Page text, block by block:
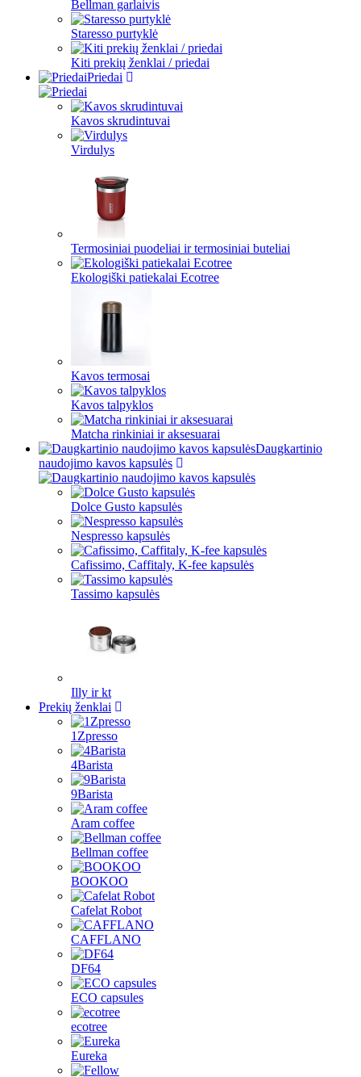
Bellman garlaivis
Staresso purtyklė
Kiti prekių ženklai / priedai
Priedai
Kavos skrudintuvai
Virdulys
Termosiniai puodeliai ir termosiniai buteliai
Ekologiški patiekalai Ecotree
Kavos termosai
Kavos talpyklos
Matcha rinkiniai ir aksesuarai
Daugkartinio
naudojimo kavos kapsulės
Dolce Gusto kapsulės
Nespresso kapsulės
Cafissimo, Caffitaly, K-fee kapsulės
Tassimo kapsulės
Illy ir kt
Prekių ženklai
1Zpresso
4Barista
9Barista
Aram coffee
Bellman coffee
BOOKOO
Cafelat Robot
CAFFLANO
DF64
ECO capsules
ecotree
Eureka